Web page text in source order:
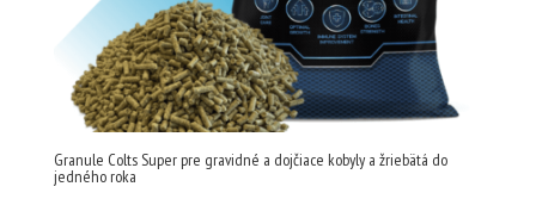
Granule Colts Super pre gravidné a dojčiace kobyly a žriebätá do
jedného roka